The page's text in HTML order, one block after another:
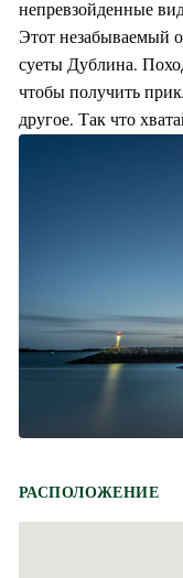
непревзойденные
Этот незабываемый
суеты Дублина.
чтобы получить
другое. Так что
РАСПОЛОЖЕНИЕ